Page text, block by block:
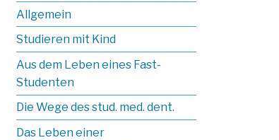
Allgemein
Studieren mit Kind
Aus dem Leben eines Fast-
Studenten
Die Wege des stud. med. dent.
Das Leben einer